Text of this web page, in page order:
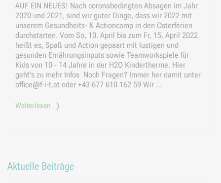
AUF EIN NEUES! Nach coronabedingten Absagen im Jahr
2020 und 2021, sind wir guter Dinge, dass wir 2022 mit
unserem Gesundheits- & Actioncamp in den Osterferien
durchstarten. Vom So, 10. April bis zum Fr, 15. April 2022
heißt es, Spaß und Action gepaart mit lustigen und
gesunden Ernährungsinputs sowie Teamworkspiele für
Kids von 10 - 14 Jahre in der H2O Kindertherme. Hier
geht's zu mehr Infos Noch Fragen? Immer her damit unter
office@f-i-t.at oder +43 677 610 162 59 Wir ...
Weiterlesen
Aktuelle Beiträge